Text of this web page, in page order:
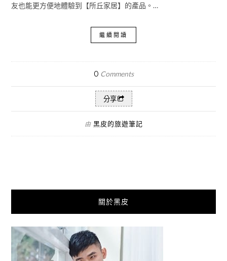
友也能更方便地體驗到【所丘家居】的產品。…
繼續閱讀
0 Comments
分享
由 黑皮的旅遊筆記
關於黑皮